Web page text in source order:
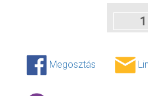
Megosztás